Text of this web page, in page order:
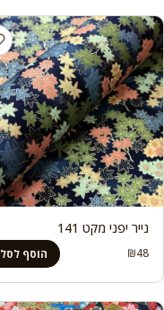
נייר יפני מקט 141
₪48 הוסף לסל